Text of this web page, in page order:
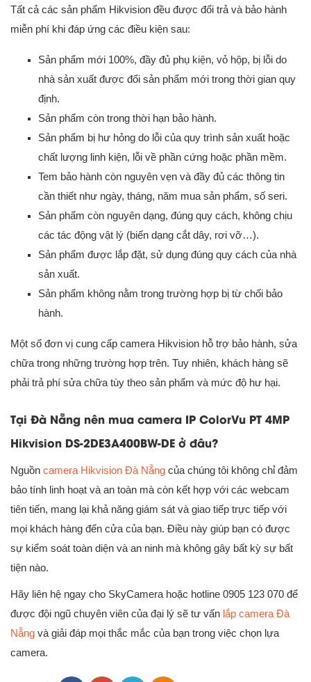
Tất cả các sản phẩm Hikvision đều được đổi trả và bảo hành
miễn phí khi đáp ứng các điều kiện sau:
Sản phẩm mới 100%, đầy đủ phụ kiện, vỏ hộp, bị lỗi do
nhà sản xuất được đổi sản phẩm mới trong thời gian quy
định.
Sản phẩm còn trong thời hạn bảo hành.
Sản phẩm bị hư hỏng do lỗi của quy trình sản xuất hoặc
chất lượng linh kiện, lỗi về phần cứng hoặc phần mềm.
Tem bảo hành còn nguyên vẹn và đầy đủ các thông tin
cần thiết như ngày, tháng, năm mua sản phẩm, số seri.
Sản phẩm còn nguyên dạng, đúng quy cách, không chịu
các tác động vật lý (biến dạng cắt dây, rơi vỡ…).
Sản phẩm được lắp đặt, sử dụng đúng quy cách của nhà
sản xuất.
Sản phẩm không nằm trong trường hợp bị từ chối bảo
hành.
Một số đơn vị cung cấp camera Hikvision hỗ trợ bảo hành, sửa
chữa trong những trường hợp trên. Tuy nhiên, khách hàng sẽ
phải trả phí sửa chữa tùy theo sản phẩm và mức độ hư hại.
Tại Đà Nẵng nên mua camera IP ColorVu PT 4MP
Hikvision DS-2DE3A400BW-DE ở đâu?
Nguồn camera Hikvision Đà Nẵng của chúng tôi không chỉ đảm
bảo tính linh hoạt và an toàn mà còn kết hợp với các webcam
tiên tiến, mang lại khả năng giám sát và giao tiếp trực tiếp với
mọi khách hàng đến cửa của bạn. Điều này giúp bạn có được
sự kiểm soát toàn diện và an ninh mà không gây bất kỳ sự bất
tiện nào.
Hãy liên hệ ngay cho SkyCamera hoặc hotline 0905 123 070 để
được đội ngũ chuyên viên của đại lý sẽ tư vấn lắp camera Đà
Nẵng và giải đáp mọi thắc mắc của bạn trong việc chọn lựa
camera.